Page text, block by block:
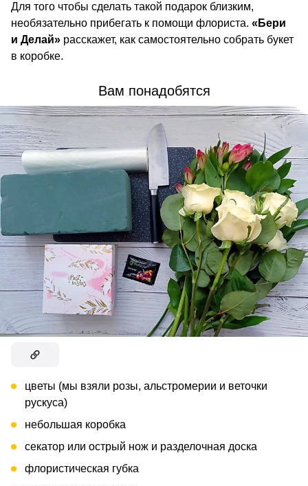
Для того чтобы сделать такой подарок близким,
необязательно прибегать к помощи флориста. «Бери
и Делай» расскажет, как самостоятельно собрать букет
в коробке.
Вам понадобятся
цветы (мы взяли розы, альстромерии и веточки
рускуса)
небольшая коробка
секатор или острый нож и разделочная доска
флористическая губка